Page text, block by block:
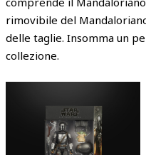
rimovibile del
delle taglie. Insomma un
collezione.